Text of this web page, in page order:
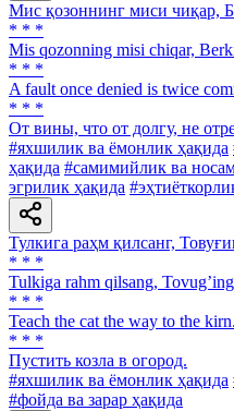
Мис қозоннинг миси чиқар,
* * *
Mis qozonning misi chiqar,
* * *
A fault once denied is twice
* * *
От вины, что от долгу, не
#яхшилик ва ёмонлик ҳақида
ҳақида #самимийлик ва
эгрилик ҳақида
Тулкига раҳм қилсанг,
* * *
Tulkiga rahm qilsang,
* * *
Teach the cat the way to the kirn.
* * *
Пустить козла в огород.
#яхшилик ва ёмонлик ҳақида
#фойда ва зарар ҳақида